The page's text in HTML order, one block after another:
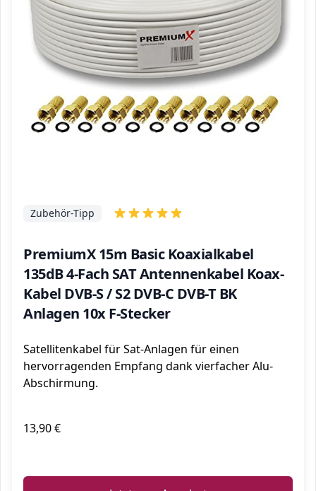
PremiumX 15m Basic Koaxialkabel
135dB 4-Fach SAT Antennenkabel Koax-
Kabel DVB-S / S2 DVB-C DVB-T BK
Anlagen 10x F-Stecker
Zubehör-Tipp
Satellitenkabel für Sat-Anlagen für einen
hervorragenden Empfang dank vierfacher Alu-
Abschirmung.
13,90 €